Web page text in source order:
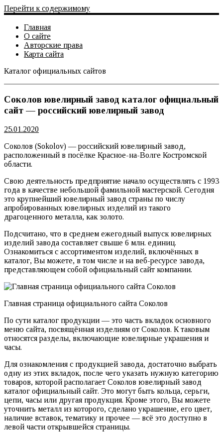
Перейти к содержимому
Главная
О сайте
Авторские права
Карта сайта
Каталог официальных сайтов
Соколов ювелирный завод каталог официальный
сайт — российский ювелирный завод
25.01.2020
Соколов (Sokolov) — российский ювелирный завод,
расположенный в посёлке Красное-на-Волге Костромской
области.
Свою деятельность предприятие начало осуществлять с 1993
года в качестве небольшой фамильной мастерской. Сегодня
это крупнейший ювелирный завод страны по числу
апробированных ювелирных изделий из такого
драгоценного металла, как золото.
Подсчитано, что в среднем ежегодный выпуск ювелирных
изделий завода составляет свыше 6 млн. единиц.
Ознакомиться с ассортиментом изделий, включённых в
каталог, Вы можете, в том числе и на веб-ресурсе завода,
представляющем собой официальный сайт компании.
Главная страница официального сайта Соколов
По сути каталог продукции — это часть вкладок основного
меню сайта, посвящённая изделиям от Соколов. К таковым
относятся разделы, включающие ювелирные украшения и
часы.
Для ознакомления с продукцией завода, достаточно выбрать
одну из этих вкладок, после чего указать нужную категорию
товаров, которой располагает Соколов ювелирный завод
каталог официальный сайт. Это могут быть кольца, серьги,
цепи, часы или другая продукция. Кроме этого, Вы можете
уточнить металл из которого, сделано украшение, его цвет,
наличие вставок, тематику и прочее — всё это доступно в
левой части открывшейся страницы.